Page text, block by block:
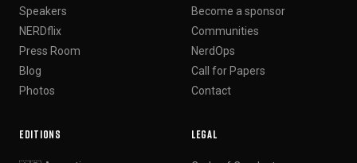
Speakers
NERDflix
Press Room
Blog
Photos
Become a sponsor
Communities
NerdOps
Call for Papers
Contact
EDITIONS LEGAL